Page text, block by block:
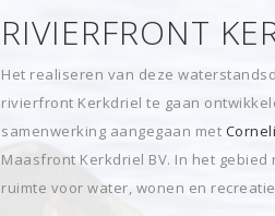
RIVIERFRONT
Het realiseren van deze
rivierfront Kerkdriel te gaan
samenwerking aangegaan met
Maasfront Kerkdriel BV. In het
ruimte voor water, wonen en